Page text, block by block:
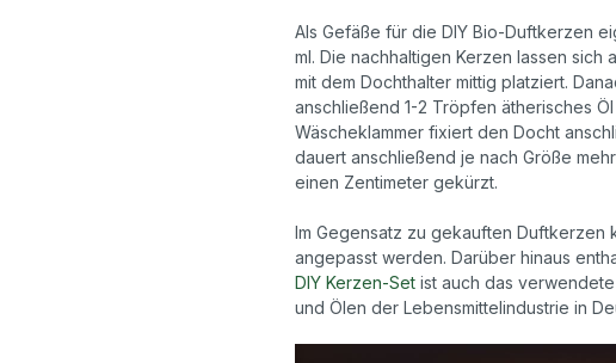
Als Gefäße für die DIY Bio-Duftkerzen
ml. Die nachhaltigen Kerzen lassen
mit dem Dochthalter mittig platziert.
anschließend 1-2 Tröpfen ätherisches
Wäscheklammer fixiert den Docht
dauert anschließend je nach Größe
einen Zentimeter gekürzt.
Im Gegensatz zu gekauften Duftkerzen
angepasst werden. Darüber hinaus
DIY Kerzen-Set ist auch das
und Ölen der Lebensmittelindustrie in